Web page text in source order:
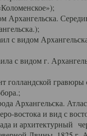
с видом
с видом г.
Архангельска.
востока и вид с
и архитектурный